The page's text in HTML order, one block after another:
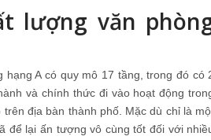
lượng văn
A có quy mô 17 tầng, trong đó có
và chính thức đi vào hoạt động
địa bàn thành phố. Mặc dù chỉ là
để lại ấn tượng vô cùng tốt đối với